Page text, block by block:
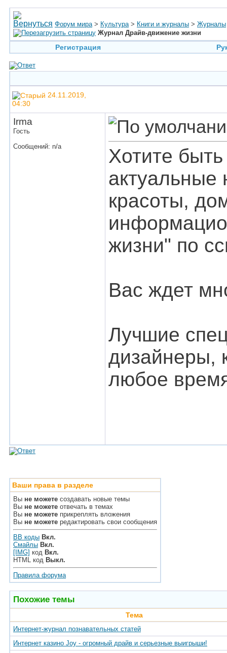
Форум мира > Культура > Книги и журналы > Журналы
Журнал Драйв-движение жизни
Регистрация
24.11.2019,
04:30
Irma
Гость
Сообщений: n/a
Хотите
актуальные
красоты,
жизни" по
Вас ждет
Лучшие
дизайнеры,
любое
Ваши права в разделе
Вы не можете создавать новые темы
Вы не можете отвечать в темах
Вы не можете прикреплять вложения
Вы не можете редактировать свои сообщения
BB коды Вкл.
Смайлы Вкл.
[IMG] код Вкл.
HTML код Выкл.
Правила форума
Похожие темы
Тема
Интернет-журнал познавательных статей
Интернет казино Joy - огромный драйв и серьезные выигрыши!